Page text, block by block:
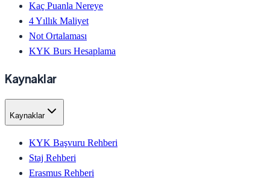
Kaç Puanla Nereye
4 Yıllık Maliyet
Not Ortalaması
KYK Burs Hesaplama
Kaynaklar
Kaynaklar
KYK Başvuru Rehberi
Staj Rehberi
Erasmus Rehberi